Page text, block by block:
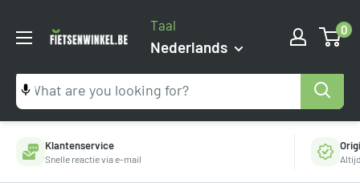
naar
Fietsenwinkel.be
Taal
Nederlands
0
Klantenservice
Snelle reactie via e-mail